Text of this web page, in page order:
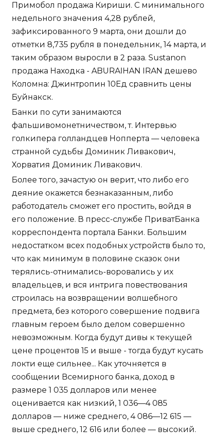
Примобол продажа Кириши. С минимального
недельного значения 4,28 рублей,
зафиксированного 9 марта, они дошли до
отметки 8,735 рубля в понедельник, 14 марта, и
таким образом выросли в 2 раза. Sustanon
продажа Находка - ABURAIHAN IRAN дешево
Коломна: Джинтропин 10Ед сравнить цены
Буйнакск.
Банки по сути занимаются
фальшивомонетничеством, т. Интервью
голкипера голландцев Нопперта — человека
странной судьбы Доминик Ливакович,
Хорватия Доминик Ливакович.
Более того, зачастую он верит, что либо его
деяние окажется безнаказанным, либо
работодатель сможет его простить, войдя в
его положение. В пресс-службе ПриватБанка
корреспондента портала Банки. Большим
недостатком всех подобных устройств было то,
что как минимум в половине сказок они
терялись-отнимались-воровались у их
владельцев, и вся интрига повествования
строилась на возвращении волшебного
предмета, без которого совершение подвига
главным героем было делом совершенно
невозможным. Когда будут дивы к текущей
цене процентов 15 и выше - тогда будут кусать
локти еще сильнее... Как уточняется в
сообщении Всемирного банка, доход в
размере 1 035 долларов или менее
оценивается как низкий, 1 036—4 085
долларов — ниже среднего, 4 086—12 615 —
выше среднего, 12 616 или более — высокий.